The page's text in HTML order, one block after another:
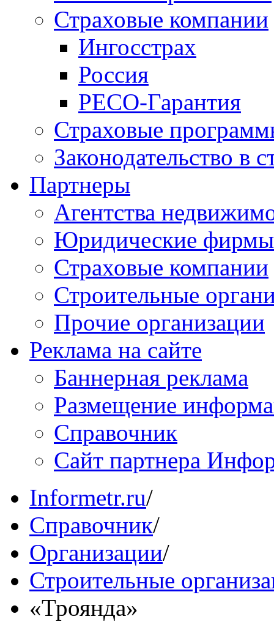
Страховые компании
Ингосстрах
Россия
РЕСО-Гарантия
Страховые
Законодательство в
Партнеры
Агентства
Юридические фирмы
Страховые компании
Строительные
Прочие организации
Реклама на сайте
Баннерная реклама
Размещение
Справочник
Сайт партнера
Informetr.ru/
Справочник/
Организации/
Строительные
«Троянда»